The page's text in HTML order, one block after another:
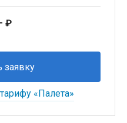
₽
«Палета»